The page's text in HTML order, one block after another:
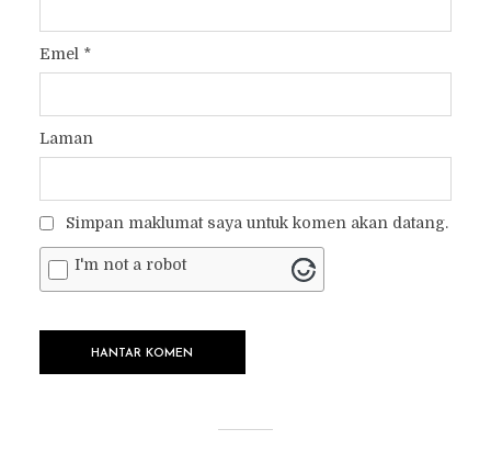
Emel *
Laman
Simpan maklumat saya untuk komen akan datang.
I'm not a robot